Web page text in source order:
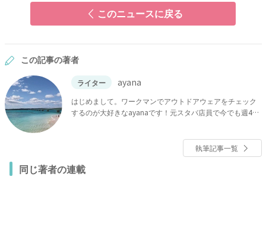
このニュースに戻る
この記事の著者
ライター ayana
はじめまして。ワークマンでアウトドアウェアをチェック
するのが大好きなayanaです！元スタバ店員で今でも週4で
チェックしているので、くらしに役立つ情報についても自
信があります！ わたしの記事では、「これは絶対紹介した
い！」「実践したい！」と思った情報を選りすぐって紹介
執筆記事一覧
同じ著者の連載